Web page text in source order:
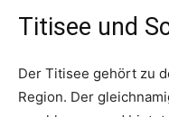
Titisee und
Der Titisee gehört zu
Region. Der